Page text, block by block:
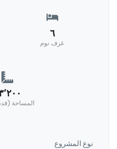
٦
غرف نوم
المساحة
نوع المشروع